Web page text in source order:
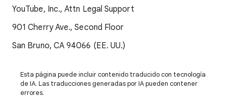
YouTube, Inc., Attn Legal Support
901 Cherry Ave., Second Floor
San Bruno, CA 94066 (EE. UU.)
Esta página puede incluir contenido traducido con tecnología
de IA. Las traducciones generadas por IA pueden contener
errores.